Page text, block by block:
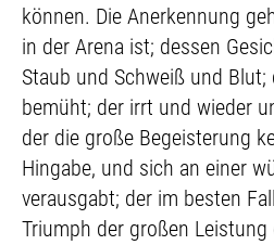
können. Die Anerkennung
in der Arena ist; dessen
Staub und Schweiß und
bemüht; der irrt und wieder
der die große Begeisterung
Hingabe, und sich an einer
verausgabt; der im besten
Triumph der großen